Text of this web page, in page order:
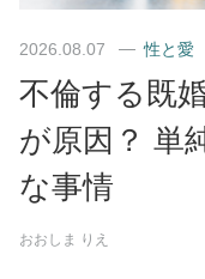
2026.08.07 性と愛
不倫する既
が原因？ 単
な事情
おおしま りえ